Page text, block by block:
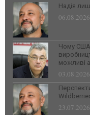
Надія
Чому США
можливі